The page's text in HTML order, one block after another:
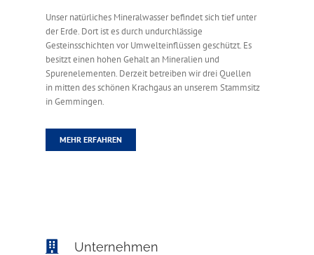
Unser natürliches Mineralwasser befindet sich tief unter
der Erde. Dort ist es durch undurchlässige
Gesteinsschichten vor Umwelteinflüssen geschützt. Es
besitzt einen hohen Gehalt an Mineralien und
Spurenelementen. Derzeit betreiben wir drei Quellen
in mitten des schönen Krachgaus an unserem Stammsitz
in Gemmingen.
MEHR ERFAHREN
Unternehmen